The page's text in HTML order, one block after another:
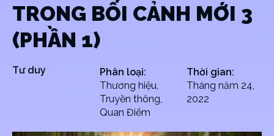
TRONG BỐI CẢNH MỚI 3
(PHẦN 1)
Tư duy
Phân loại:
Thương hiệu,
Truyền thông,
Quan Điểm
Thời gian:
Tháng năm 24,
2022